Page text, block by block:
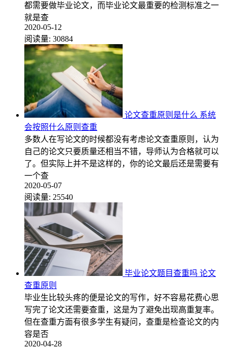
都需要做毕业论文，而毕业论文最重要的检测标准之一
就是查
2020-05-12
阅读量: 30884
论文查重原则是什么 系统
会按照什么原则查重
多数人在写论文的时候都没有考虑论文查重原则，认为
自己的论文只要质量还相当不错，导师认为合格就可以
了。但实际上并不是这样的，你的论文最后还是需要有
一个查
2020-05-07
阅读量: 25540
毕业论文题目查重吗 论文
查重原则
毕业生比较头疼的便是论文的写作，好不容易花费心思
写完了论文还需要查重，这是为了避免出现高重复率。
但在查重方面有很多学生有疑问，查重是检查论文的内
容是否
2020-04-28